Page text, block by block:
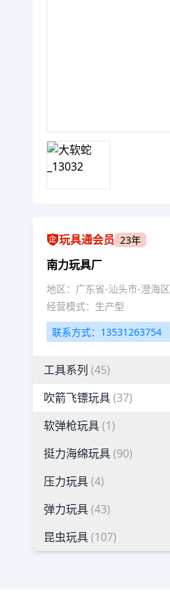
玩具通会员 23年
南力玩具厂
地区：广东省-汕头市-澄海区
经营模式：生产型
联系方式：13531263754
工具系列 (45)
吹箭飞镖玩具(37)
软弹枪玩具(1)
挺力海绵玩具(90)
压力玩具(4)
弹力玩具(43)
昆虫玩具(107)